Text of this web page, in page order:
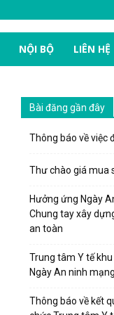
NỘI BỘ LIÊN HỆ
Bài đăng gần đây
Thông báo về việc
Thư chào giá mua
Hưởng ứng Ngày
Chung tay xây
an toàn
Trung tâm Y tế
Ngày An ninh
Thông báo về kết